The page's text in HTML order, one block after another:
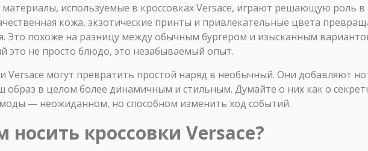
используемые в кроссовках Versace, играют решающую роль в
кожа, экзотические принты и привлекательные цвета
Это похоже на разницу между обычным бургером и изысканным
это не просто блюдо, это незабываемый опыт.
Versace могут превратить простой наряд в необычный. Они добавляют
образ в целом более динамичным и стильным. Думайте о них как о
— неожиданном, но способном изменить ход событий.
носить кроссовки Versace?